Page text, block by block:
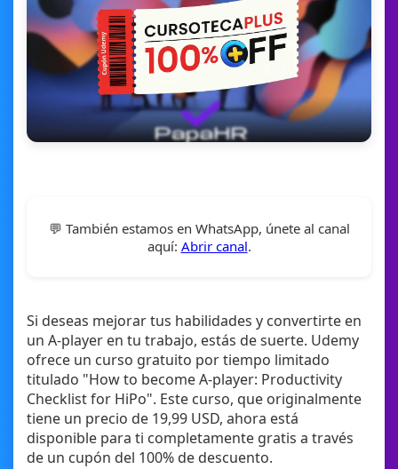
💬 También estamos en WhatsApp, únete al canal
aquí: Abrir canal.
Si deseas mejorar tus habilidades y convertirte en
un A-player en tu trabajo, estás de suerte. Udemy
ofrece un curso gratuito por tiempo limitado
titulado "How to become A-player: Productivity
Checklist for HiPo". Este curso, que originalmente
tiene un precio de 19,99 USD, ahora está
disponible para ti completamente gratis a través
de un cupón del 100% de descuento.